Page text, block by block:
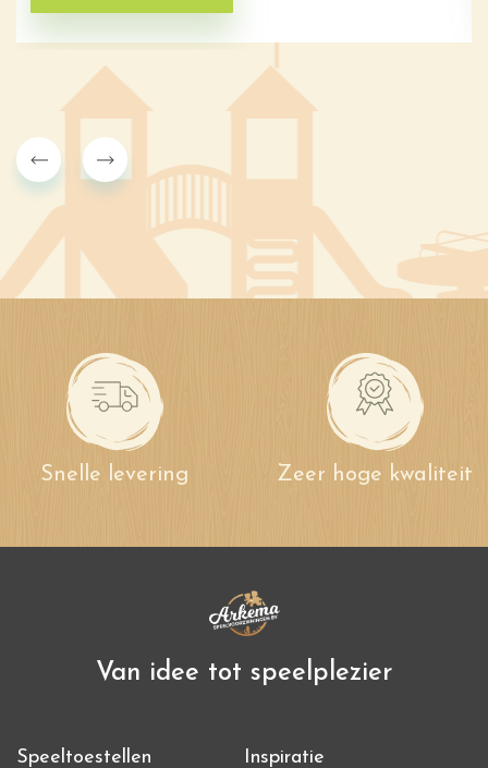
Snelle levering Zeer hoge kwaliteit
Van idee tot speelplezier
Speeltoestellen
Inspiratie